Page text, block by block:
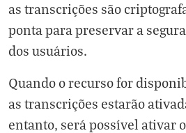
as transcrições são
ponta para preservar a
dos usuários.
Quando o recurso for
as transcrições estarão
entanto, será possível ativar